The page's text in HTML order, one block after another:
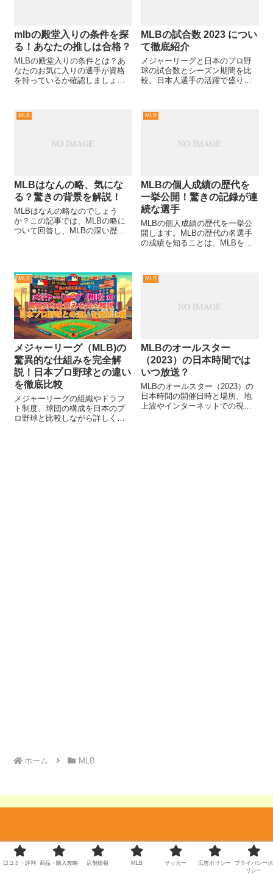
mlbの殿堂入りの条件を探
る！あなたの推しは合格？
MLBの殿堂入りの条件とは？あ
なたのお気に入りの選手が資格
を持っているか確認しましょ
MLBの試合数 2023 につい
て徹底紹介
メジャーリーグと日本のプロ野
球の試合数とシーズン期間を比
較。日本人選手の活躍で盛り上
MLB
MLBはなんの略、気にな
る？驚きの背景を解説！
MLBはなんの略なのでしょう
か？この記事では、MLBの略に
ついて回答し、MLBの深い歴史
MLB
MLBの個人成績の歴代を
一挙公開！驚きの記録が連
続な選手
MLBの個人成績の歴代を一挙公
開します。MLBの歴代の名選手
の成績を知ることは、MLBをよ
MLB
メジャーリーグ（MLB)の
驚異的な仕組みを完全解
説！日本プロ野球との違い
を徹底比較
メジャーリーグの組織やドラフ
ト制度、球団の構成を日本のプ
ロ野球と比較しながら詳しく解
MLB
MLBのオールスター
（2023）の日本時間では
いつ放送？
MLBのオールスター（2023）の
日本時間の開催日時と場所、地
上波やインターネットでの視聴
ホーム MLB
口コミ・評判 商品・購入攻略 店舗情報 MLB サッカー 広告ポリシー
プライバシーポ
リシー